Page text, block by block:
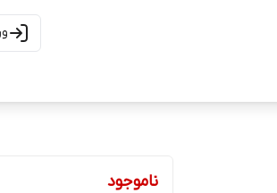
ناموجود